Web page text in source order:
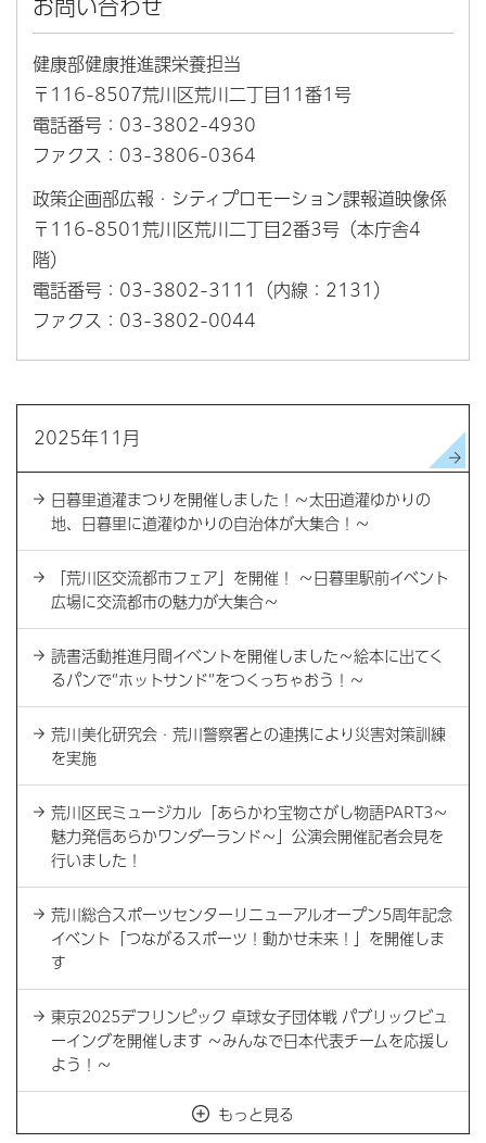
お問い合わせ
健康部健康推進課栄養担当
〒116-8507荒川区荒川二丁目11番1号
電話番号：03-3802-4930
ファクス：03-3806-0364
政策企画部広報・シティプロモーション課報道映像係
〒116-8501荒川区荒川二丁目2番3号（本庁舎4
階）
電話番号：03-3802-3111（内線：2131）
ファクス：03-3802-0044
2025年11月
日暮里道灌まつりを開催しました！～太田道灌ゆかりの
地、日暮里に道灌ゆかりの自治体が大集合！～
「荒川区交流都市フェア」を開催！ ～日暮里駅前イベント
広場に交流都市の魅力が大集合～
読書活動推進月間イベントを開催しました～絵本に出てく
るパンで“ホットサンド”をつくっちゃおう！～
荒川美化研究会・荒川警察署との連携により災害対策訓練
を実施
荒川区民ミュージカル「あらかわ宝物さがし物語PART3～
魅力発信あらかワンダーランド～」公演会開催記者会見を
行いました！
荒川総合スポーツセンターリニューアルオープン5周年記念
イベント「つながるスポーツ！動かせ未来！」を開催しま
す
東京2025デフリンピック 卓球女子団体戦 パブリックビュ
ーイングを開催します ～みんなで日本代表チームを応援し
よう！～
もっと見る